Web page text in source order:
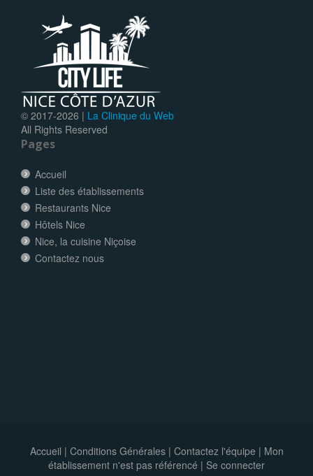
© 2017-2026 | La Clinique du Web
All Rights Reserved
Pages
Accueil
Liste des établissements
Restaurants Nice
Hôtels Nice
Nice, la cuisine Niçoise
Contactez nous
Accueil | Conditions Générales| Contactez l'équipe | Mon
établissement n'est pas référencé | Se connecter